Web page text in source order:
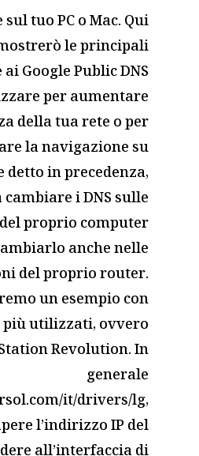
tuo PC o Mac. Qui
le principali
Google Public DNS
per aumentare
della tua rete o per
la navigazione su
detto in precedenza,
i DNS sulle
proprio computer
anche nelle
del proprio router.
un esempio con
utilizzati, ovvero
Revolution. In
generale
it/drivers/lg,
l’indirizzo IP del